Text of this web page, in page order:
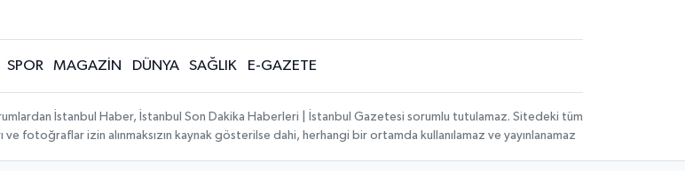
SPOR MAGAZİN DÜNYA SAĞLIK E-GAZETE
İstanbul Haber, İstanbul Son Dakika Haberleri | İstanbul Gazetesi sorumlu tutulamaz. Sitedeki tüm
ve fotoğraflar izin alınmaksızın kaynak gösterilse dahi, herhangi bir ortamda kullanılamaz ve yayınlanamaz